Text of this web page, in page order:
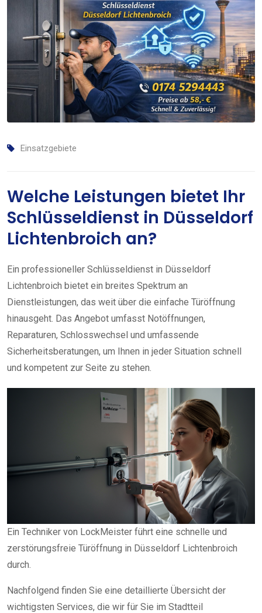
Einsatzgebiete
Welche Leistungen bietet Ihr
Schlüsseldienst in Düsseldorf
Lichtenbroich an?
Ein professioneller Schlüsseldienst in Düsseldorf
Lichtenbroich bietet ein breites Spektrum an
Dienstleistungen, das weit über die einfache Türöffnung
hinausgeht. Das Angebot umfasst Notöffnungen,
Reparaturen, Schlosswechsel und umfassende
Sicherheitsberatungen, um Ihnen in jeder Situation schnell
und kompetent zur Seite zu stehen.
Ein Techniker von LockMeister führt eine schnelle und
zerstörungsfreie Türöffnung in Düsseldorf Lichtenbroich
durch.
Nachfolgend finden Sie eine detaillierte Übersicht der
wichtigsten Services, die wir für Sie im Stadtteil